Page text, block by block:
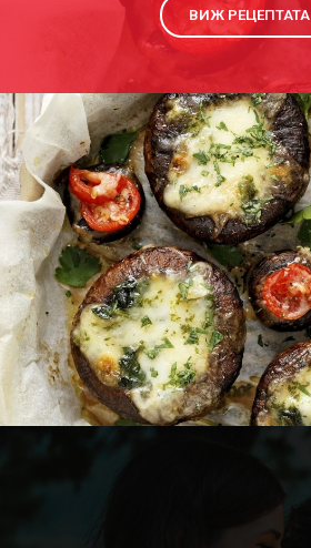
ВИЖ РЕЦЕПТАТА